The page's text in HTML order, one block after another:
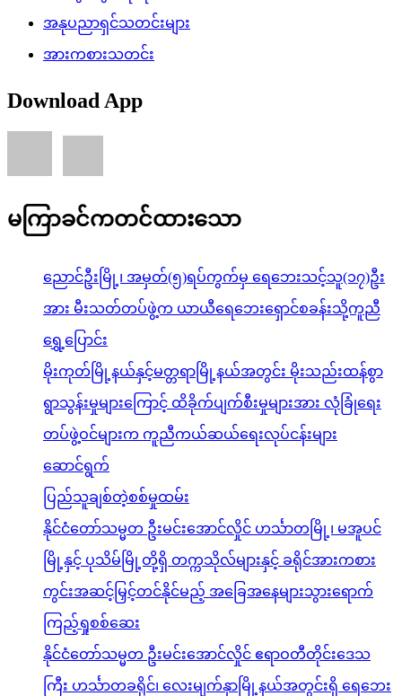
အနုပညာရှင်သတင်းများ
အားကစားသတင်း
Download App
မကြာခင်ကတင်ထားသော
ညောင်ဦးမြို့၊ အမှတ်(၅)ရပ်ကွက်မှ ရေဘေးသင့်သူ(၁၇)ဦး
အား မီးသတ်တပ်ဖွဲ့က ယာယီရေဘေးရှောင်စခန်းသို့ကူညီ
ရွှေ့ပြောင်း
မိုးကုတ်မြို့နယ်နှင့်မတ္တရာမြို့နယ်အတွင်း မိုးသည်းထန်စွာ
ရွာသွန်းမှုများကြောင့် ထိခိုက်ပျက်စီးမှုများအား လုံခြုံရေး
တပ်ဖွဲ့ဝင်များက ကူညီကယ်ဆယ်ရေးလုပ်ငန်းများ
ဆောင်ရွက်
ပြည်သူချစ်တဲ့စစ်မှုထမ်း
နိုင်ငံတော်သမ္မတ ဦးမင်းအောင်လှိုင် ဟင်္သာတမြို့၊ မအူပင်
မြို့နှင့် ပုသိမ်မြို့တို့ရှိ တက္ကသိုလ်များနှင့် ခရိုင်အားကစား
ကွင်းအဆင့်မြှင့်တင်နိုင်မည့် အခြေအနေများသွားရောက်
ကြည့်ရှုစစ်ဆေး
နိုင်ငံတော်သမ္မတ ဦးမင်းအောင်လှိုင် ဧရာဝတီတိုင်းဒေသ
ကြီး ဟင်္သာတခရိုင်၊ လေးမျက်နှာမြို့နယ်အတွင်းရှိ ရေဘေး